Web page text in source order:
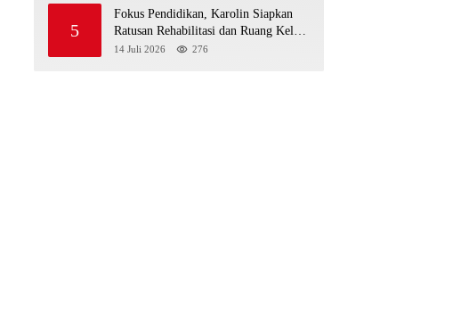
5
Fokus Pendidikan, Karolin Siapkan
Ratusan Rehabilitasi dan Ruang Kelas
Baru di Landak
14 Juli 2026 276